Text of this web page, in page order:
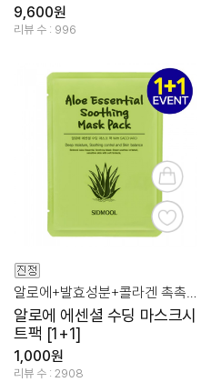
9,600원
리뷰 수 : 996
알로에 에센셜 수딩 마스크시
트팩 [1+1]
1,000원
리뷰 수 : 2908